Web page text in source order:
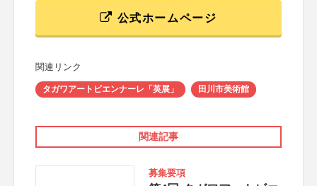
公式ホームページ
関連リンク
タガワアートビエンナーレ「英展」 田川市美術館
関連記事
募集要項